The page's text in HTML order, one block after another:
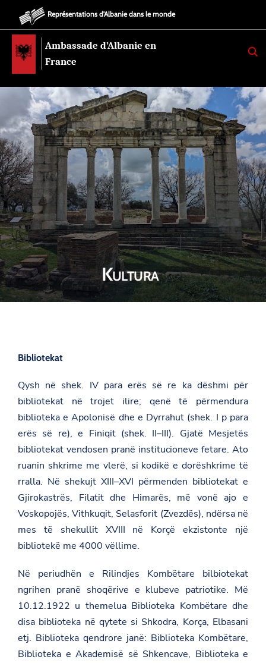
Représentations d’Albanie dans le monde
Ambassade d’Albanie en
France
K
E
Kultura
Bibliotekat
Qysh në shek. IV para erës së re ka dëshmi për
bibliotekat në trojet ilire; qenë të përmendura
biblioteka e Apolonisë dhe e Dyrrahut (shek. I p para
erës së re), e Finiqit (shek. II–III). Gjatë Mesjetës
bibliotekat vendosen pranë institucioneve fetare. Ato
ruanin shkrime me vlerë, si kodikë e dorëshkrime të
rralla. Në shekujt XIII–XVI përmenden bibliotekat e
Gjirokastrës, Filatit dhe Himarës, më vonë ajo e
Voskopojës, Vithkuqit, Selasforit (Zvezdës), ndërsa në
mes të shekullit XVIII në Korçë ekzistonte një
bibliotekë me 4000 vëllime.
Në periudhën e Rilindjes Kombëtare bilbiotekat
ngrihen pranë shoqërive e klubeve patriotike. Më
10.12.1922 u themelua Biblioteka Kombëtare dhe
disa biblioteka në qytete si Shkodra, Korça, Elbasani
etj. Biblioteka qendrore janë: Biblioteka Kombëtare,
Biblioteka e Akademisë së Shkencave, Biblioteka e